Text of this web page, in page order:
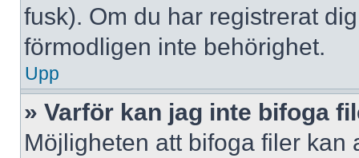
fusk). Om du har registrerat
förmodligen inte behörighet.
Upp
» Varför kan jag inte bifoga
Möjligheten att bifoga filer